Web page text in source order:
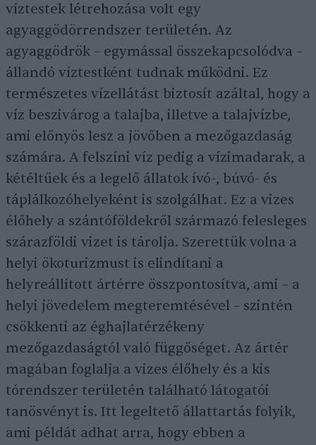
víztestek létrehozása volt egy
agyaggödörrendszer területén. Az
agyaggödrök – egymással összekapcsolódva –
állandó víztestként tudnak működni. Ez
természetes vízellátást biztosít azáltal, hogy a
víz beszivárog a talajba, illetve a talajvízbe,
ami előnyös lesz a jövőben a mezőgazdaság
számára. A felszíni víz pedig a vízimadarak, a
kétéltűek és a legelő állatok ívó-, búvó- és
táplálkozóhelyeként is szolgálhat. Ez a vizes
élőhely a szántóföldekről származó felesleges
szárazföldi vizet is tárolja. Szerettük volna a
helyi ökoturizmust is elindítani a
helyreállított ártérre összpontosítva, ami – a
helyi jövedelem megteremtésével – szintén
csökkenti az éghajlatérzékeny
mezőgazdaságtól való függőséget. Az ártér
magában foglalja a vizes élőhely és a kis
tórendszer területén található látogatói
tanösvényt is. Itt legeltető állattartás folyik,
ami példát adhat arra, hogy ebben a